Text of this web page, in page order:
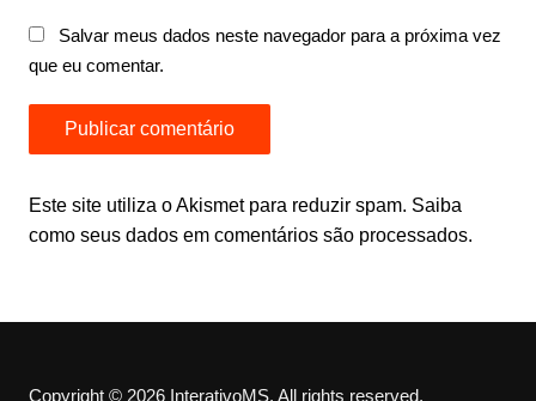
Salvar meus dados neste navegador para a próxima vez
que eu comentar.
Este site utiliza o Akismet para reduzir spam. Saiba
como seus dados em comentários são processados.
Copyright © 2026 InterativoMS. All rights reserved.